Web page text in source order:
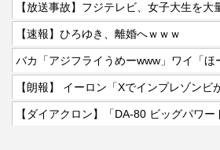
【放送事故】フジテレビ、女子大生を
【速報】ひろゆき、離婚へｗｗｗ
バカ「アジフライうめーwww」ワイ「
【朗報】 イーロン「Xでインプレゾン